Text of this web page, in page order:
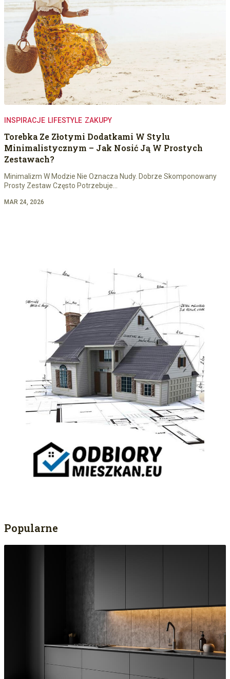
INSPIRACJE LIFESTYLE ZAKUPY
Torebka Ze Złotymi Dodatkami W Stylu
Minimalistycznym – Jak Nosić Ją W Prostych
Zestawach?
Minimalizm W Modzie Nie Oznacza Nudy. Dobrze Skomponowany
Prosty Zestaw Często Potrzebuje…
MAR 24, 2026
Popularne